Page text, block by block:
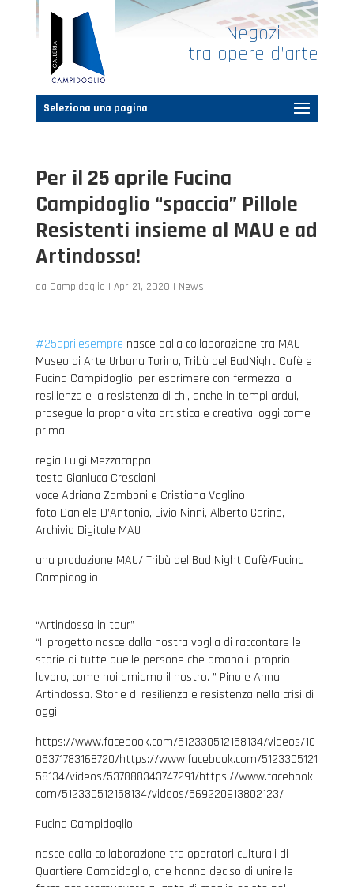
Negozi
tra opere d’arte
Seleziona una pagina
Per il 25 aprile Fucina
Campidoglio “spaccia” Pillole
Resistenti insieme al MAU e ad
Artindossa!
da Campidoglio | Apr 21, 2020 | News
#25aprilesempre nasce dalla collaborazione tra MAU
Museo di Arte Urbana Torino, Tribù del BadNight Cafè e
Fucina Campidoglio, per esprimere con fermezza la
resilienza e la resistenza di chi, anche in tempi ardui,
prosegue la propria vita artistica e creativa, oggi come
prima.
regia Luigi Mezzacappa
testo Gianluca Cresciani
voce Adriana Zamboni e Cristiana Voglino
foto Daniele D’Antonio, Livio Ninni, Alberto Garino,
Archivio Digitale MAU
una produzione MAU/ Tribù del Bad Night Cafè/Fucina
Campidoglio
“Artindossa in tour”
“Il progetto nasce dalla nostra voglia di raccontare le
storie di tutte quelle persone che amano il proprio
lavoro, come noi amiamo il nostro. ” Pino e Anna,
Artindossa. Storie di resilienza e resistenza nella crisi di
oggi.
https://www.facebook.com/512330512158134/videos/10
05371783168720/https://www.facebook.com/5123305121
58134/videos/537888343747291/https://www.facebook.
com/512330512158134/videos/569220913802123/
Fucina Campidoglio
nasce dalla collaborazione tra operatori culturali di
Quartiere Campidoglio, che hanno deciso di unire le